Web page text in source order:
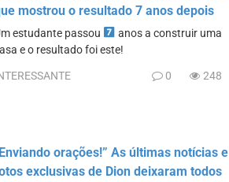
mostrou o resultado 7 anos depois
estudante passou
anos a construir uma
e o resultado foi este!
0 248
orações!” As últimas notícias e
exclusivas de Dion deixaram todos